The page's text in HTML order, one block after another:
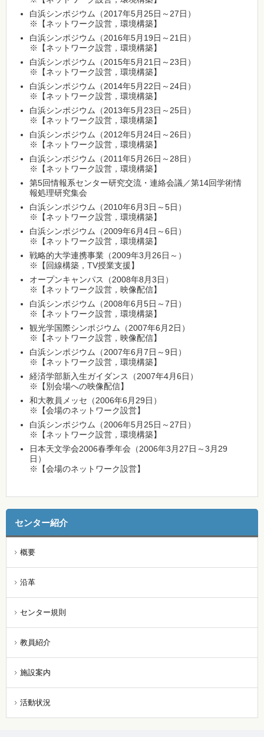
白浜シンポジウム（2017年5月25日～27日）
※【ネットワーク設営，環境構築】
白浜シンポジウム（2016年5月19日～21日）
※【ネットワーク設営，環境構築】
白浜シンポジウム（2015年5月21日～23日）
※【ネットワーク設営，環境構築】
白浜シンポジウム（2014年5月22日～24日）
※【ネットワーク設営，環境構築】
白浜シンポジウム（2013年5月23日～25日）
※【ネットワーク設営，環境構築】
白浜シンポジウム（2012年5月24日～26日）
※【ネットワーク設営，環境構築】
白浜シンポジウム（2011年5月26日～28日）
※【ネットワーク設営，環境構築】
第5回情報系センター研究交流・連絡会議／第14回学術情
報処理研究集会
白浜シンポジウム（2010年6月3日～5日）
※【ネットワーク設営，環境構築】
白浜シンポジウム（2009年6月4日～6日）
※【ネットワーク設営，環境構築】
戦略的大学連携事業（2009年3月26日～）
※【回線構築，TV授業支援】
オープンキャンパス（2008年8月3日）
※【ネットワーク設営，映像配信】
白浜シンポジウム（2008年6月5日～7日）
※【ネットワーク設営，環境構築】
観光学国際シンポジウム（2007年6月2日）
※【ネットワーク設営，映像配信】
白浜シンポジウム（2007年6月7日～9日）
※【ネットワーク設営，環境構築】
経済学部新入生ガイダンス（2007年4月6日）
※【別会場への映像配信】
和大教員メッセ（2006年6月29日）
※【会場のネットワーク設営】
白浜シンポジウム（2006年5月25日～27日）
※【ネットワーク設営，環境構築】
日本天文学会2006春季年会（2006年3月27日～3月29
日）
※【会場のネットワーク設営】
センター紹介
概要
沿革
センター規則
教員紹介
施設案内
活動状況